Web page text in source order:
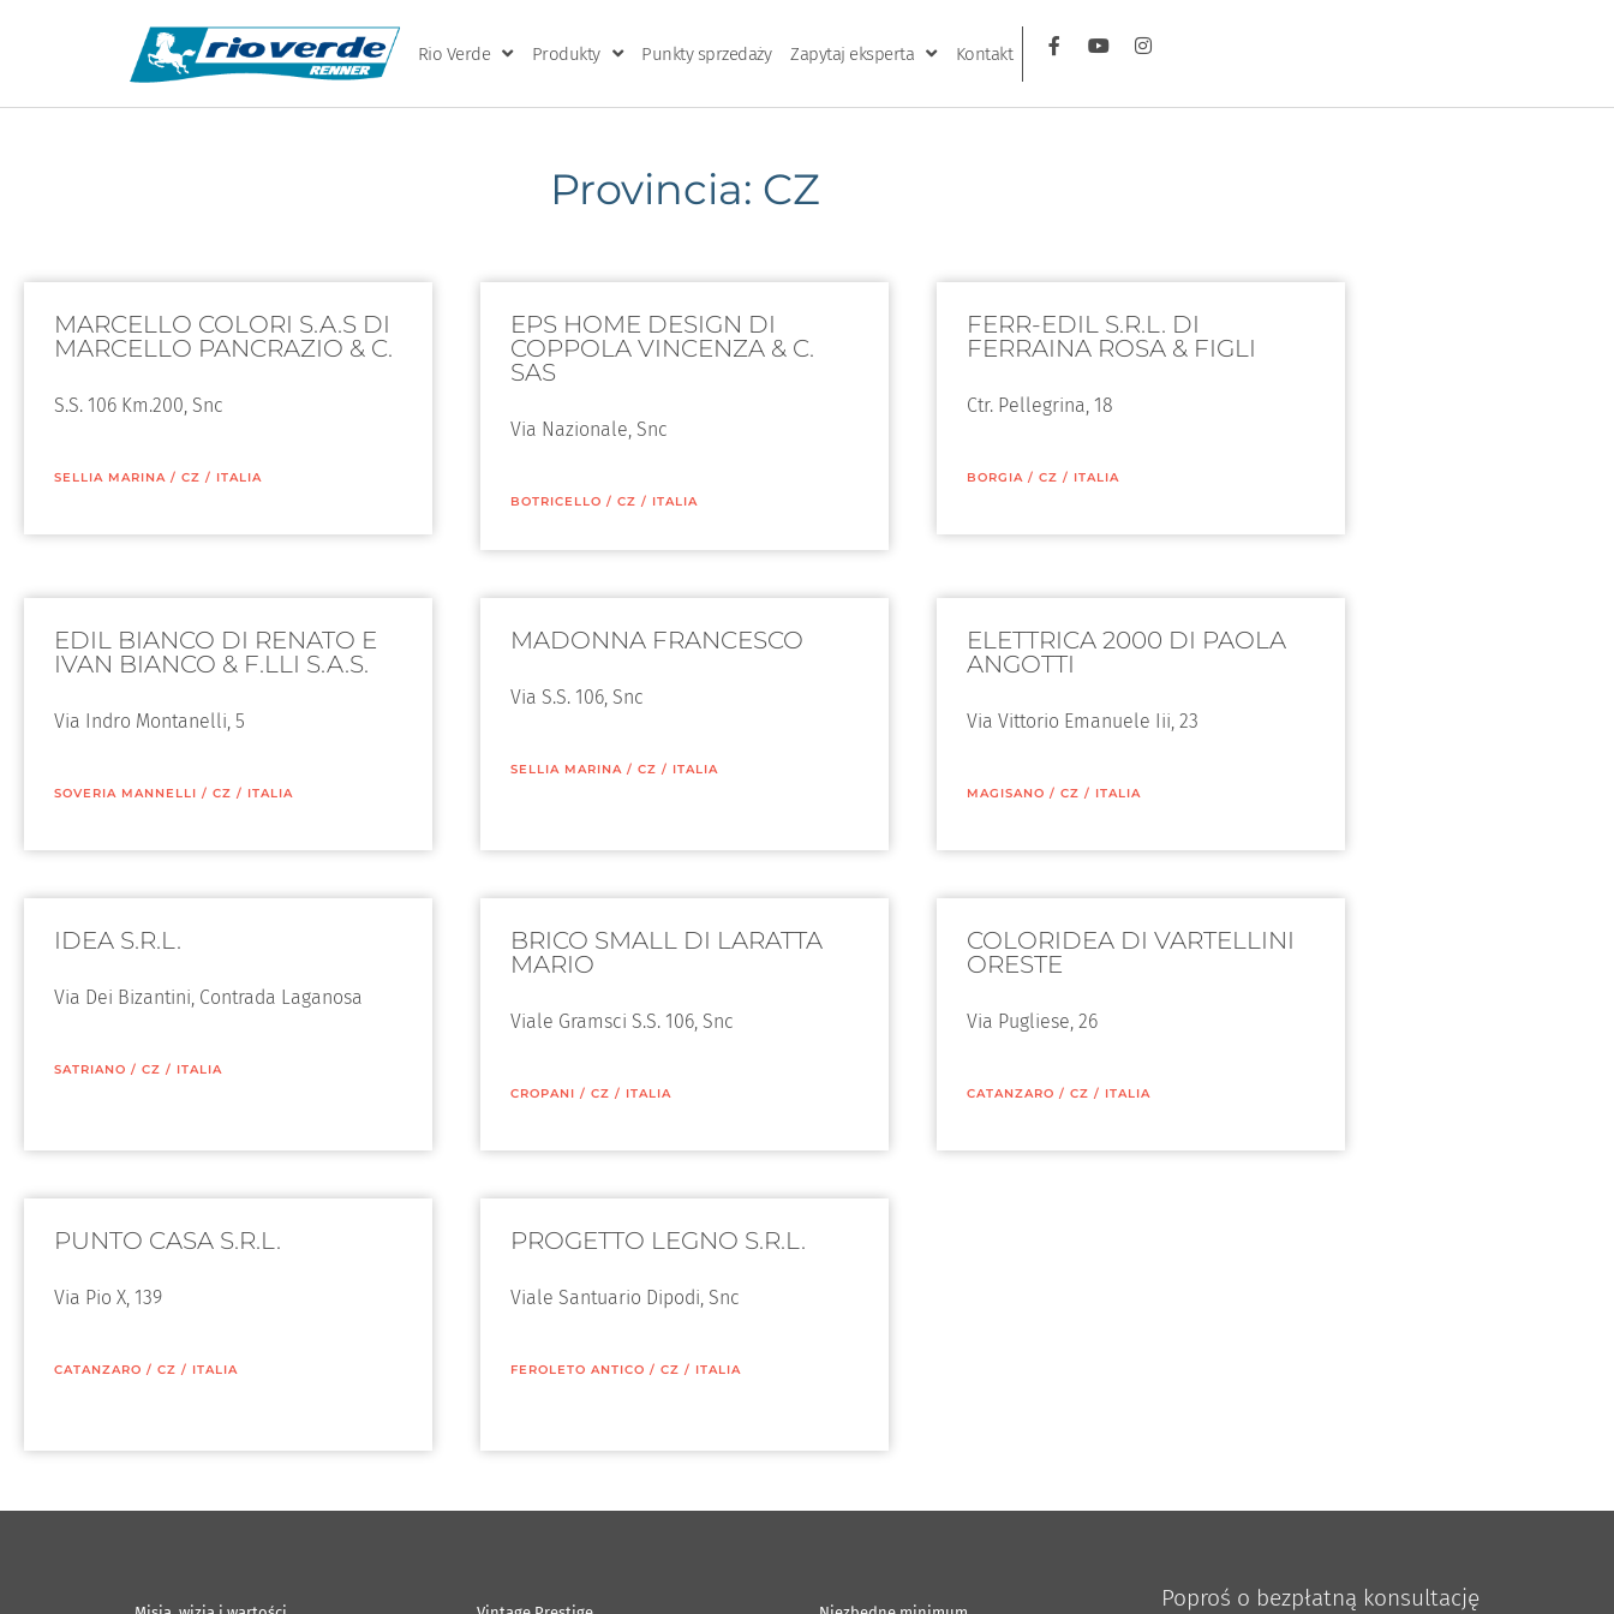
Rio Verde Produkty Punkty sprzedaży Zapytaj eksperta Kontakt
Provincia: CZ
MARCELLO COLORI S.A.S DI
MARCELLO PANCRAZIO & C.
S.S. 106 Km.200, Snc
SELLIA MARINA / CZ / ITALIA
EPS HOME DESIGN DI
COPPOLA VINCENZA & C.
SAS
Via Nazionale, Snc
BOTRICELLO / CZ / ITALIA
FERR-EDIL S.R.L. DI
FERRAINA ROSA & FIGLI
Ctr. Pellegrina, 18
BORGIA / CZ / ITALIA
EDIL BIANCO DI RENATO E
IVAN BIANCO & F.LLI S.A.S.
Via Indro Montanelli, 5
SOVERIA MANNELLI / CZ / ITALIA
MADONNA FRANCESCO
Via S.S. 106, Snc
SELLIA MARINA / CZ / ITALIA
ELETTRICA 2000 DI PAOLA
ANGOTTI
Via Vittorio Emanuele Iii, 23
MAGISANO / CZ / ITALIA
IDEA S.R.L.
Via Dei Bizantini, Contrada Laganosa
SATRIANO / CZ / ITALIA
BRICO SMALL DI LARATTA
MARIO
Viale Gramsci S.S. 106, Snc
CROPANI / CZ / ITALIA
COLORIDEA DI VARTELLINI
ORESTE
Via Pugliese, 26
CATANZARO / CZ / ITALIA
PUNTO CASA S.R.L.
Via Pio X, 139
CATANZARO / CZ / ITALIA
PROGETTO LEGNO S.R.L.
Viale Santuario Dipodi, Snc
FEROLETO ANTICO / CZ / ITALIA
Poproś o bezpłatną konsultację